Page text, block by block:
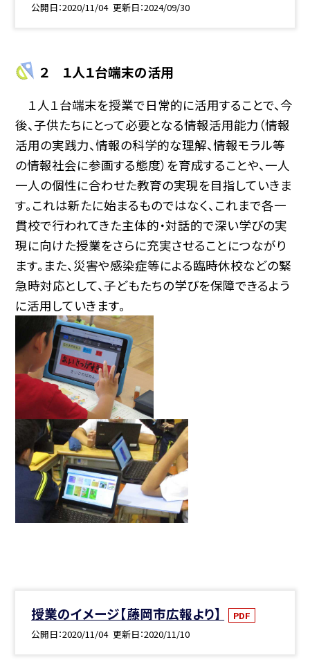
公開日 2020/11/04 更新日 2024/09/30
２ １人１台端末の活用
１人１台端末を授業で日常的に活用することで、今
後、子供たちにとって必要となる情報活用能力（情報
活用の実践力、情報の科学的な理解、情報モラル等
の情報社会に参画する態度）を育成することや、一人
一人の個性に合わせた教育の実現を目指していきま
す。これは新たに始まるものではなく、これまで各一
貫校で行われてきた主体的・対話的で深い学びの実
現に向けた授業をさらに充実させることにつながり
ます。また、災害や感染症等による臨時休校などの緊
急時対応として、子どもたちの学びを保障できるよう
に活用していきます。
授業のイメージ【藤岡市広報より】
PDF
公開日 2020/11/04 更新日 2020/11/10